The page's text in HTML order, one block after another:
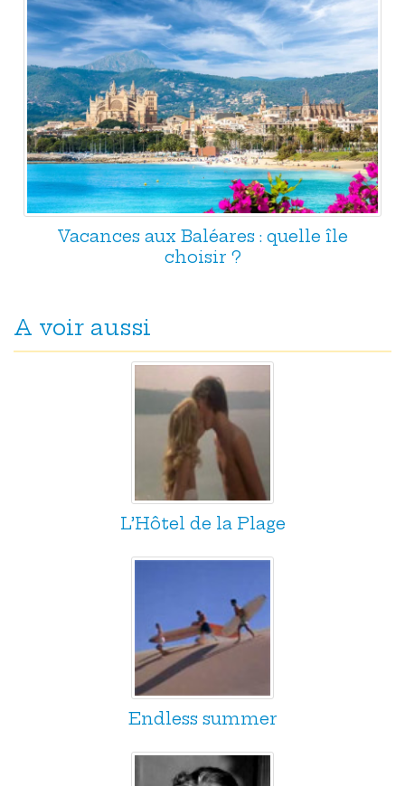
Vacances aux Baléares : quelle île
choisir ?
A voir aussi
L’Hôtel de la Plage
Endless summer